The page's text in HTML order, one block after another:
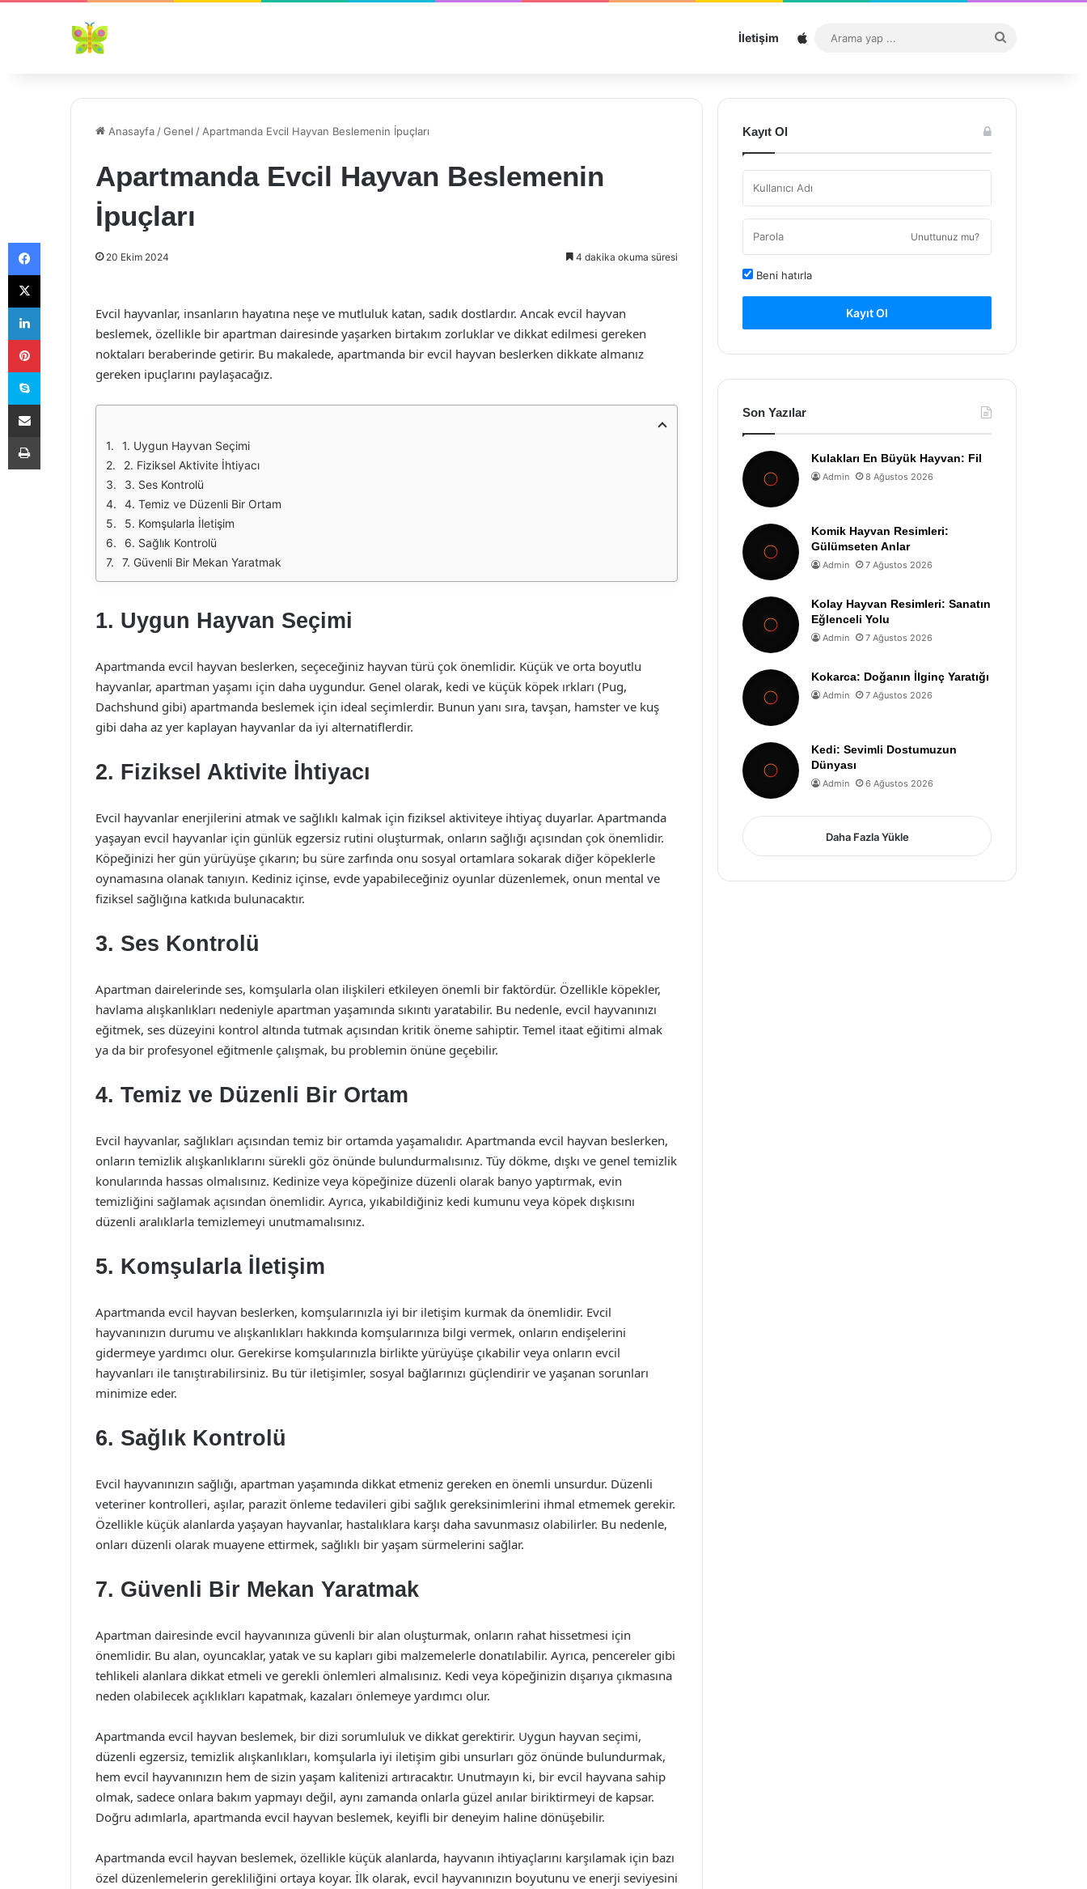
İletişim Sitemap
...
Anasayfa /Genel / Apartmanda Evcil Hayvan Beslemenin İpuçları
Apartmanda Evcil Hayvan Beslemenin
İpuçları
20 Ekim 2024 4 dakika okuma süresi
Evcil hayvanlar, insanların hayatına neşe ve mutluluk katan, sadık dostlardır. Ancak evcil hayvan
beslemek, özellikle bir apartman dairesinde yaşarken birtakım zorluklar ve dikkat edilmesi gereken
noktaları beraberinde getirir. Bu makalede, apartmanda bir evcil hayvan beslerken dikkate almanız
gereken ipuçlarını paylaşacağız.
1. Uygun Hayvan Seçimi
2. Fiziksel Aktivite İhtiyacı
3. Ses Kontrolü
4. Temiz ve Düzenli Bir Ortam
5. Komşularla İletişim
6. Sağlık Kontrolü
7. Güvenli Bir Mekan Yaratmak
1. Uygun Hayvan Seçimi
Apartmanda evcil hayvan beslerken, seçeceğiniz hayvan türü çok önemlidir. Küçük ve orta boyutlu
hayvanlar, apartman yaşamı için daha uygundur. Genel olarak, kedi ve küçük köpek ırkları (Pug,
Dachshund gibi) apartmanda beslemek için ideal seçimlerdir. Bunun yanı sıra, tavşan, hamster ve kuş
gibi daha az yer kaplayan hayvanlar da iyi alternatiflerdir.
2. Fiziksel Aktivite İhtiyacı
Evcil hayvanlar enerjilerini atmak ve sağlıklı kalmak için fiziksel aktiviteye ihtiyaç duyarlar. Apartmanda
yaşayan evcil hayvanlar için günlük egzersiz rutini oluşturmak, onların sağlığı açısından çok önemlidir.
Köpeğinizi her gün yürüyüşe çıkarın; bu süre zarfında onu sosyal ortamlara sokarak diğer köpeklerle
oynamasına olanak tanıyın. Kediniz içinse, evde yapabileceğiniz oyunlar düzenlemek, onun mental ve
fiziksel sağlığına katkıda bulunacaktır.
3. Ses Kontrolü
Apartman dairelerinde ses, komşularla olan ilişkileri etkileyen önemli bir faktördür. Özellikle köpekler,
havlama alışkanlıkları nedeniyle apartman yaşamında sıkıntı yaratabilir. Bu nedenle, evcil hayvanınızı
eğitmek, ses düzeyini kontrol altında tutmak açısından kritik öneme sahiptir. Temel itaat eğitimi almak
ya da bir profesyonel eğitmenle çalışmak, bu problemin önüne geçebilir.
4. Temiz ve Düzenli Bir Ortam
Evcil hayvanlar, sağlıkları açısından temiz bir ortamda yaşamalıdır. Apartmanda evcil hayvan beslerken,
onların temizlik alışkanlıklarını sürekli göz önünde bulundurmalısınız. Tüy dökme, dışkı ve genel temizlik
konularında hassas olmalısınız. Kedinize veya köpeğinize düzenli olarak banyo yaptırmak, evin
temizliğini sağlamak açısından önemlidir. Ayrıca, yıkabildiğiniz kedi kumunu veya köpek dışkısını
düzenli aralıklarla temizlemeyi unutmamalısınız.
5. Komşularla İletişim
Apartmanda evcil hayvan beslerken, komşularınızla iyi bir iletişim kurmak da önemlidir. Evcil
hayvanınızın durumu ve alışkanlıkları hakkında komşularınıza bilgi vermek, onların endişelerini
gidermeye yardımcı olur. Gerekirse komşularınızla birlikte yürüyüşe çıkabilir veya onların evcil
hayvanları ile tanıştırabilirsiniz. Bu tür iletişimler, sosyal bağlarınızı güçlendirir ve yaşanan sorunları
minimize eder.
6. Sağlık Kontrolü
Evcil hayvanınızın sağlığı, apartman yaşamında dikkat etmeniz gereken en önemli unsurdur. Düzenli
veteriner kontrolleri, aşılar, parazit önleme tedavileri gibi sağlık gereksinimlerini ihmal etmemek gerekir.
Özellikle küçük alanlarda yaşayan hayvanlar, hastalıklara karşı daha savunmasız olabilirler. Bu nedenle,
onları düzenli olarak muayene ettirmek, sağlıklı bir yaşam sürmelerini sağlar.
7. Güvenli Bir Mekan Yaratmak
Apartman dairesinde evcil hayvanınıza güvenli bir alan oluşturmak, onların rahat hissetmesi için
önemlidir. Bu alan, oyuncaklar, yatak ve su kapları gibi malzemelerle donatılabilir. Ayrıca, pencereler gibi
tehlikeli alanlara dikkat etmeli ve gerekli önlemleri almalısınız. Kedi veya köpeğinizin dışarıya çıkmasına
neden olabilecek açıklıkları kapatmak, kazaları önlemeye yardımcı olur.
Apartmanda evcil hayvan beslemek, bir dizi sorumluluk ve dikkat gerektirir. Uygun hayvan seçimi,
düzenli egzersiz, temizlik alışkanlıkları, komşularla iyi iletişim gibi unsurları göz önünde bulundurmak,
hem evcil hayvanınızın hem de sizin yaşam kalitenizi artıracaktır. Unutmayın ki, bir evcil hayvana sahip
olmak, sadece onlara bakım yapmayı değil, aynı zamanda onlarla güzel anılar biriktirmeyi de kapsar.
Doğru adımlarla, apartmanda evcil hayvan beslemek, keyifli bir deneyim haline dönüşebilir.
Apartmanda evcil hayvan beslemek, özellikle küçük alanlarda, hayvanın ihtiyaçlarını karşılamak için bazı
özel düzenlemelerin gerekliliğini ortaya koyar. İlk olarak, evcil hayvanınızın boyutunu ve enerji seviyesini
Kayıt Ol
Unuttunuz mu?
Beni hatırla
Kayıt Ol
Son Yazılar
Kulakları En Büyük Hayvan: Fil
Admin 8 Ağustos 2026
Komik Hayvan Resimleri:
Gülümseten Anlar
Admin 7 Ağustos 2026
Kolay Hayvan Resimleri: Sanatın
Eğlenceli Yolu
Admin 7 Ağustos 2026
Kokarca: Doğanın İlginç Yaratığı
Admin 7 Ağustos 2026
Kedi: Sevimli Dostumuzun
Dünyası
Admin 6 Ağustos 2026
Daha Fazla Yükle
Facebook
X
LinkedIn
Pinterest
Skype
E-Posta ile paylaş